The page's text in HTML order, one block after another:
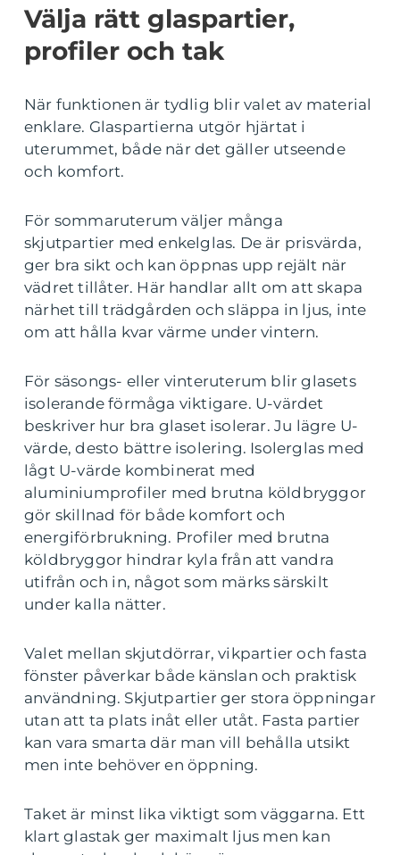
Välja rätt glaspartier,
profiler och tak
När funktionen är tydlig blir valet av material
enklare. Glaspartierna utgör hjärtat i
uterummet, både när det gäller utseende
och komfort.
För sommaruterum väljer många
skjutpartier med enkelglas. De är prisvärda,
ger bra sikt och kan öppnas upp rejält när
vädret tillåter. Här handlar allt om att skapa
närhet till trädgården och släppa in ljus, inte
om att hålla kvar värme under vintern.
För säsongs- eller vinteruterum blir glasets
isolerande förmåga viktigare. U-värdet
beskriver hur bra glaset isolerar. Ju lägre U-
värde, desto bättre isolering. Isolerglas med
lågt U-värde kombinerat med
aluminiumprofiler med brutna köldbryggor
gör skillnad för både komfort och
energiförbrukning. Profiler med brutna
köldbryggor hindrar kyla från att vandra
utifrån och in, något som märks särskilt
under kalla nätter.
Valet mellan skjutdörrar, vikpartier och fasta
fönster påverkar både känslan och praktisk
användning. Skjutpartier ger stora öppningar
utan att ta plats inåt eller utåt. Fasta partier
kan vara smarta där man vill behålla utsikt
men inte behöver en öppning.
Taket är minst lika viktigt som väggarna. Ett
klart glastak ger maximalt ljus men kan